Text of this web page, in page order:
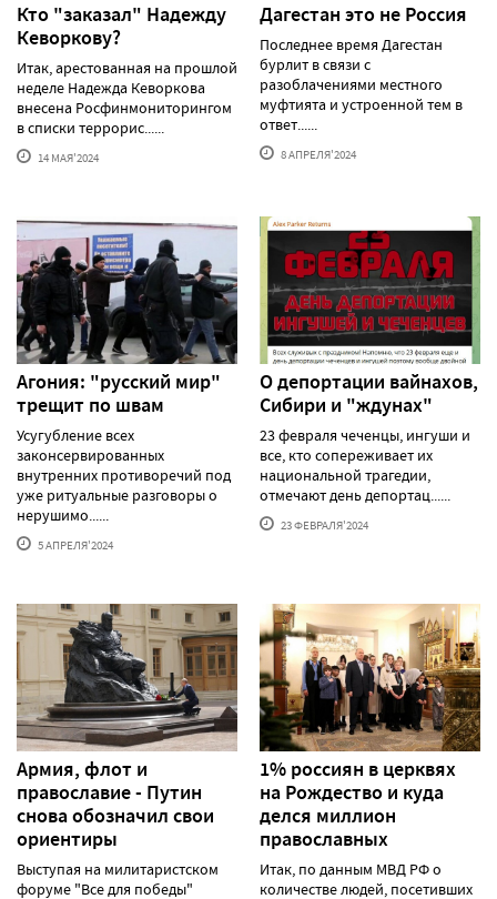
Кто "заказал" Надежду
Кеворкову?
Итак, арестованная на прошлой
неделе Надежда Кеворкова
внесена Росфинмониторингом
в списки террорис......
14 МАЯ'2024
Дагестан это не Россия
Последнее время Дагестан
бурлит в связи с
разоблачениями местного
муфтията и устроенной тем в
ответ......
8 АПРЕЛЯ'2024
Агония: "русский мир"
трещит по швам
Усугубление всех
законсервированных
внутренних противоречий под
уже ритуальные разговоры о
нерушимо......
5 АПРЕЛЯ'2024
О депортации вайнахов,
Сибири и "ждунах"
23 февраля чеченцы, ингуши и
все, кто сопереживает их
национальной трагедии,
отмечают день депортац......
23 ФЕВРАЛЯ'2024
Армия, флот и
православие - Путин
снова обозначил свои
ориентиры
Выступая на милитаристском
форуме "Все для победы"
1% россиян в церквях
на Рождество и куда
делся миллион
православных
Итак, по данным МВД РФ о
количестве людей, посетивших